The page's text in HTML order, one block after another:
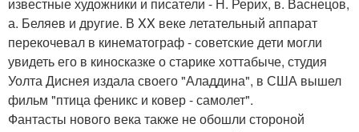
а. Беляев и другие. В XX веке летательный аппарат
перекочевал в кинематограф - советские дети могли
увидеть его в киносказке о старике хоттабыче, студия
Уолта Диснея издала своего "Аладдина", в США вышел
фильм "птица феникс и ковер - самолет".
Фантасты нового века также не обошли стороной